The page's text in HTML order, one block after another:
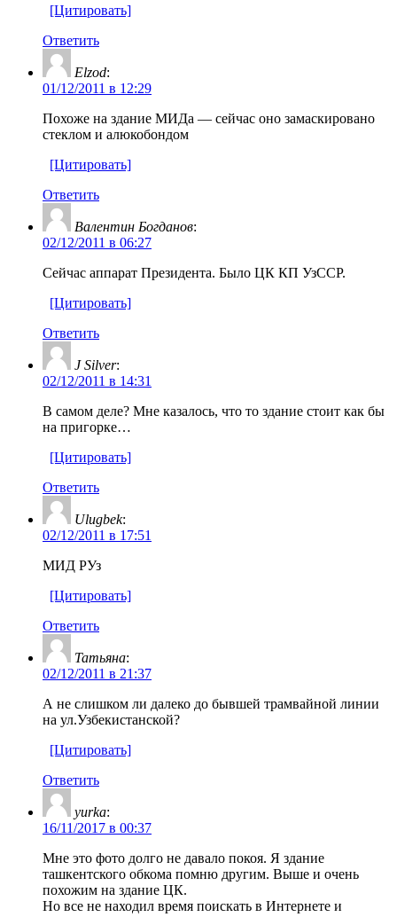
[Цитировать]
Ответить
Elzod:
01/12/2011 в 12:29
Похоже на здание МИДа — сейчас оно замаскировано
стеклом и алюкобондом
[Цитировать]
Ответить
Валентин Богданов:
02/12/2011 в 06:27
Сейчас аппарат Президента. Было ЦК КП УзССР.
[Цитировать]
Ответить
J Silver:
02/12/2011 в 14:31
В самом деле? Мне казалось, что то здание стоит как бы
на пригорке…
[Цитировать]
Ответить
Ulugbek:
02/12/2011 в 17:51
МИД РУз
[Цитировать]
Ответить
Татьяна:
02/12/2011 в 21:37
А не слишком ли далеко до бывшей трамвайной линии
на ул.Узбекистанской?
[Цитировать]
Ответить
yurka:
16/11/2017 в 00:37
Мне это фото долго не давало покоя. Я здание
ташкентского обкома помню другим. Выше и очень
похожим на здание ЦК.
Но все не находил время поискать в Интернете и